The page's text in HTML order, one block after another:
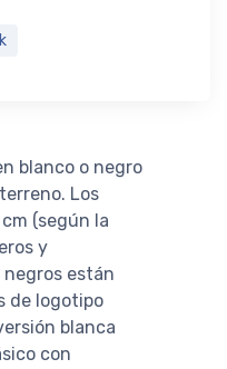
blanco o negro
Los
(según la
y
están
de logotipo
blanca
con